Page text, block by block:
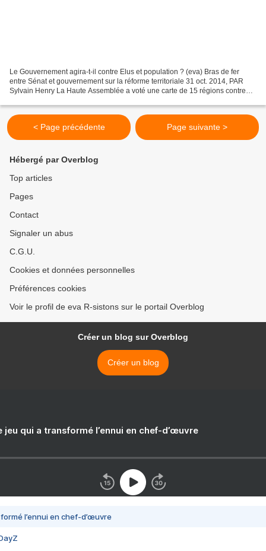
Le Gouvernement agira-t-il contre Elus et population ? (eva) Bras de fer
entre Sénat et gouvernement sur la réforme territoriale 31 oct. 2014, PAR
Sylvain Henry La Haute Assemblée a voté une carte de 15 régions contre
< Page précédente Page suivante >
Hébergé par Overblog
Top articles
Pages
Contact
Signaler un abus
C.G.U.
Cookies et données personnelles
Préférences cookies
Voir le profil de eva R-sistons sur le portail Overblog
Créer un blog sur Overblog
Créer un blog
jeu qui a transformé l’ennui en chef-d’œuvre
l’ennui en chef-d’œuvre